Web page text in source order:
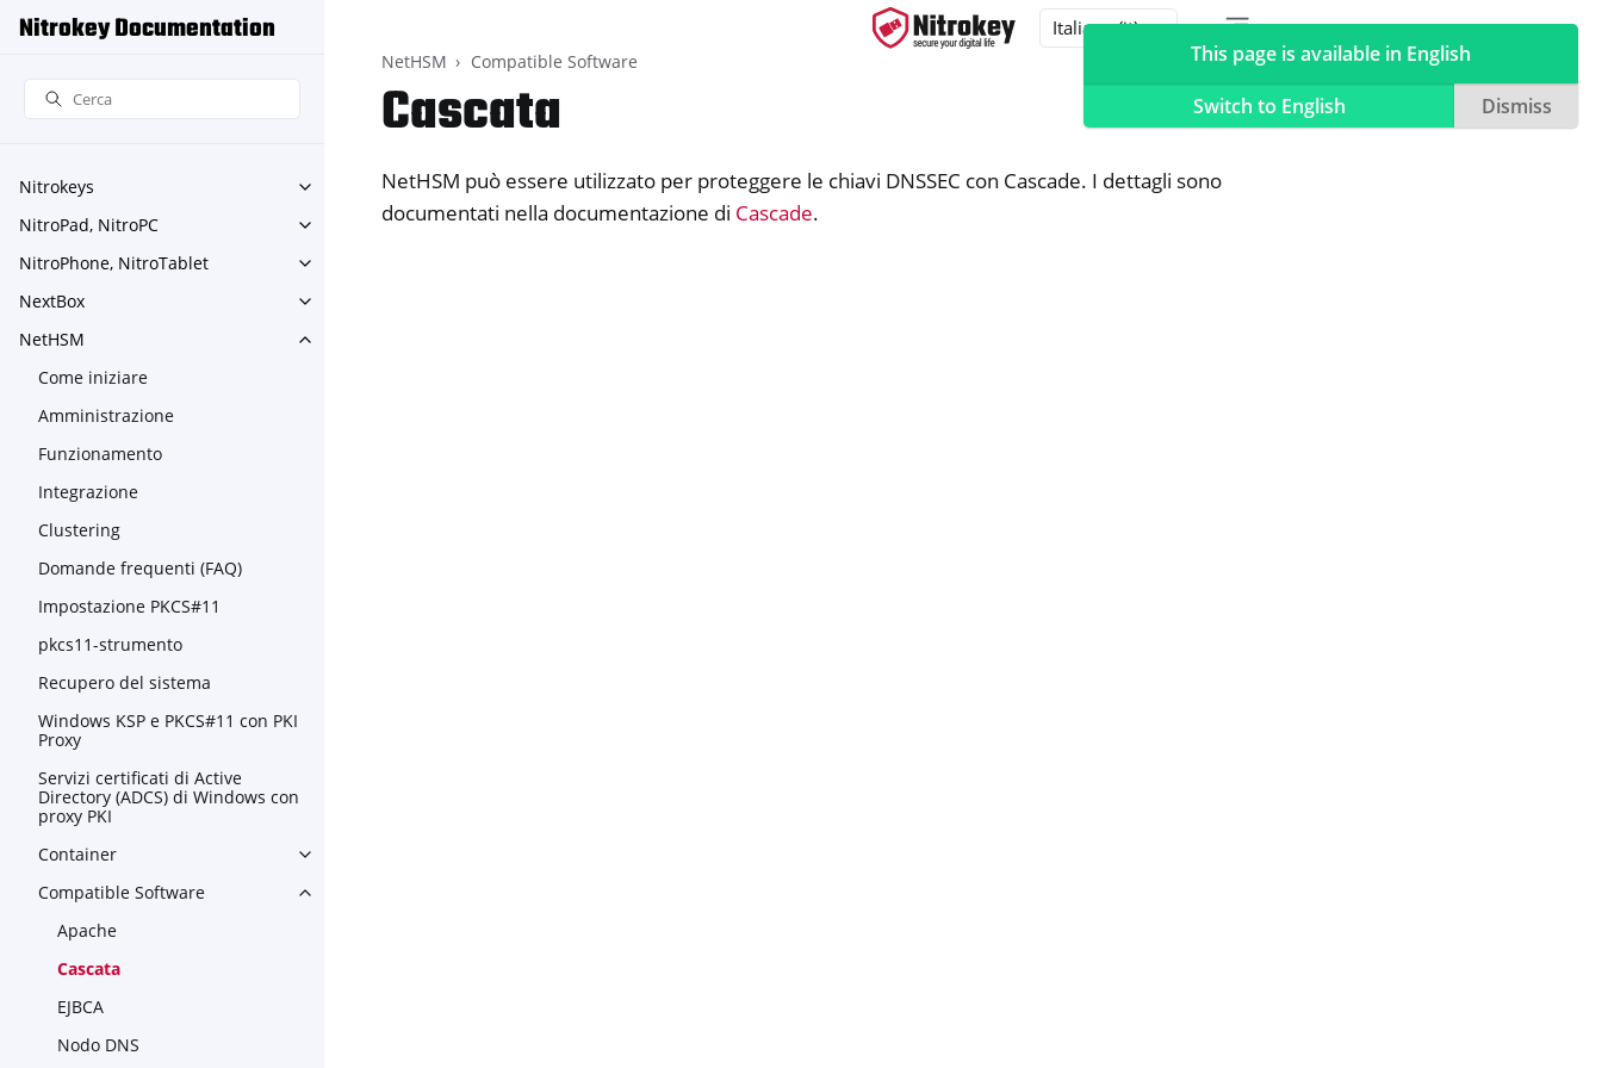
Nitrokey Documentation
Nitrokeys
Toggle navigation of Nitrokeys
NitroPad, NitroPC
Toggle navigation of NitroPad, NitroPC
NitroPhone, NitroTablet
Toggle navigation of NitroPhone, NitroTablet
NextBox
Toggle navigation of NextBox
NetHSM
Toggle navigation of NetHSM
Come iniziare
Amministrazione
Funzionamento
Integrazione
Clustering
Domande frequenti (FAQ)
Impostazione PKCS#11
pkcs11-strumento
Recupero del sistema
Windows KSP e PKCS#11 con PKI
Proxy
Servizi certificati di Active
Directory (ADCS) di Windows con
proxy PKI
Container
Toggle navigation of Container
Compatible Software
Toggle navigation of Compatible Software
Apache
Cascata
EJBCA
Nodo DNS
NetHSM Compatible Software
Cascata
NetHSM può essere utilizzato per proteggere le chiavi DNSSEC con Cascade. I dettagli sono
documentati nella documentazione di Cascade.
This page is available in English
Switch to English
Dismiss